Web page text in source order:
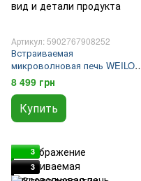
Артикул: 5902767908252
Встраиваемая
микроволновая печь WEILOR
WBM 2041 GSS
8 499 грн
Купить
3
3